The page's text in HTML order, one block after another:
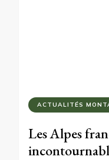
ACTUALITÉS
Les Alpes